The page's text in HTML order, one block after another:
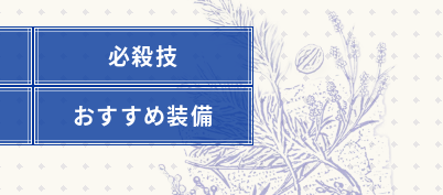
必殺技
おすすめ装備